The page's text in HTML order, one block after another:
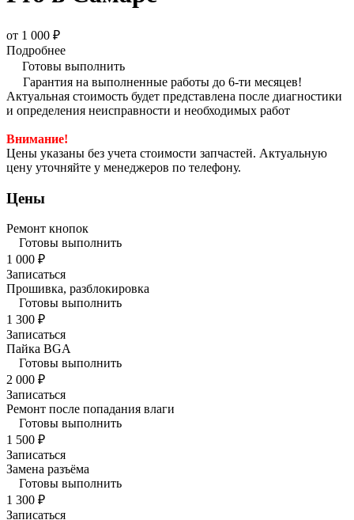
от 1 000 ₽
Подробнее
Готовы выполнить
Гарантия на выполненные работы до 6-ти месяцев!
Актуальная стоимость будет представлена после диагностики
и определения неисправности и необходимых работ
Внимание!
Цены указаны без учета стоимости запчастей. Актуальную
цену уточняйте у менеджеров по телефону.
Цены
Ремонт кнопок
Готовы выполнить
1 000 ₽
Записаться
Прошивка, разблокировка
Готовы выполнить
1 300 ₽
Записаться
Пайка BGA
Готовы выполнить
2 000 ₽
Записаться
Ремонт после попадания влаги
Готовы выполнить
1 500 ₽
Записаться
Замена разъёма
Готовы выполнить
1 300 ₽
Записаться